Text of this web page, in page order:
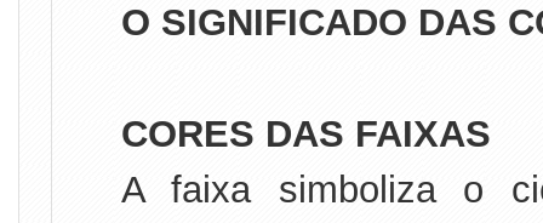
O SIGNIFICADO DAS
CORES DAS FAIXAS
A faixa simboliza o